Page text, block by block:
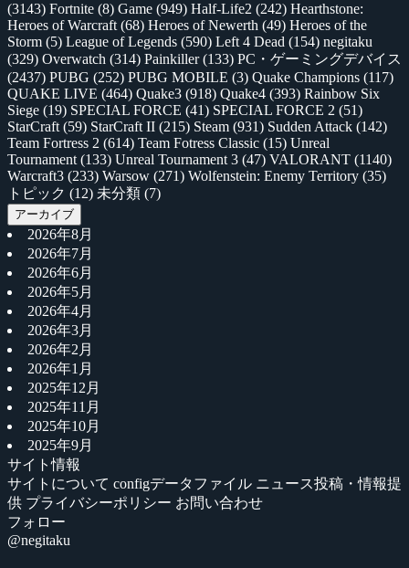
(3143) Fortnite (8) Game (949) Half-Life2 (242) Hearthstone:
Heroes of Warcraft (68) Heroes of Newerth (49) Heroes of the
Storm (5) League of Legends (590) Left 4 Dead (154) negitaku
(329) Overwatch (314) Painkiller(133) PC・ゲーミングデバイス
(2437) PUBG (252) PUBG MOBILE (3) Quake Champions (117)
QUAKE LIVE (464) Quake3 (918) Quake4 (393) Rainbow Six
Siege (19) SPECIAL FORCE (41) SPECIAL FORCE 2 (51)
StarCraft (59) StarCraft II (215) Steam (931) Sudden Attack (142)
Team Fortress 2 (614) Team Fotress Classic (15) Unreal
Tournament (133) Unreal Tournament 3 (47) VALORANT (1140)
Warcraft3 (233) Warsow (271) Wolfenstein: Enemy Territory (35)
トピック (12) 未分類 (7)
アーカイブ
2026年8月
2026年7月
2026年6月
2026年5月
2026年4月
2026年3月
2026年2月
2026年1月
2025年12月
2025年11月
2025年10月
2025年9月
サイト情報
サイトについて configデータファイル ニュース投稿・情報提
供 プライバシーポリシー お問い合わせ
フォロー
@negitaku